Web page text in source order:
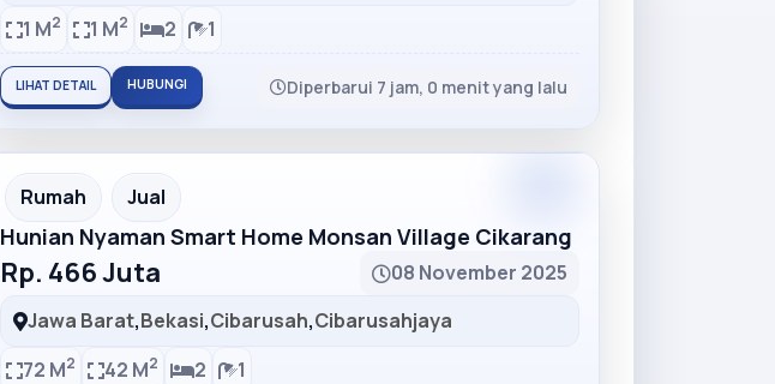
1 M2 1 M2 2 1
LIHAT DETAIL HUBUNGI Diperbarui 7 jam, 0 menit yang lalu
Partner Ad
Rumah Jual
Hunian Nyaman Smart Home Monsan Village Cikarang
Rp. 466 Juta
08 November 2025
Jawa Barat,Bekasi,Cibarusah,Cibarusahjaya
72 M2 42 M2 2 1